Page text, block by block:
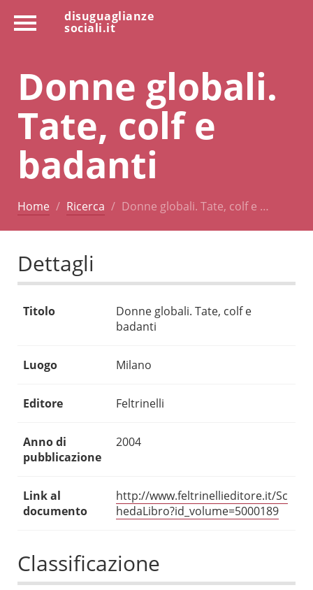
disuguaglianze
sociali.it
Donne globali.
Tate, colf e
badanti
Home Ricerca Donne globali. Tate, colf e …
Dettagli
Titolo
Donne globali. Tate, colf e
badanti
Luogo Milano
Editore Feltrinelli
Anno di
pubblicazione
2004
Link al
documento
http://www.feltrinellieditore.it/Sc
hedaLibro?id_volume=5000189
Classificazione